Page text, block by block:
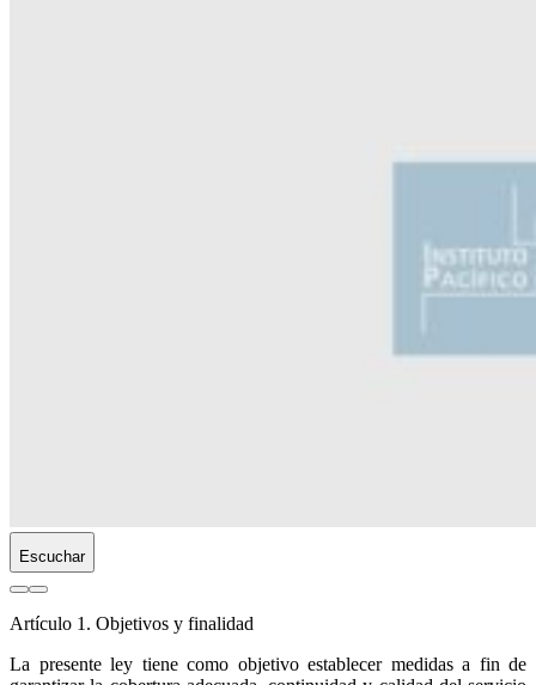
Escuchar
Artículo 1. Objetivos y finalidad
La presente ley tiene como objetivo establecer medidas a fin de